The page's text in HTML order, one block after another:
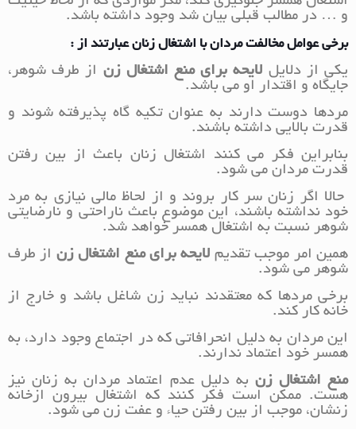
و … در مطالب قبلی بیان شد وجود داشته باشد.
برخی عوامل مخالفت مردان با اشتغال زنان عبارتند از :
یکی از دلایل لایحه برای منع اشتغال زن از طرف شوهر،
جایگاه و اقتدار او می باشد.
مردها دوست دارند به عنوان تکیه گاه پذیرفته شوند و
قدرت بالایی داشته باشند.
بنابراین فکر می کنند اشتغال زنان باعث از بین رفتن
قدرت مردان می شود.
حالا اگر زنان سر کار بروند و از لحاظ مالی نیازی به مرد
خود نداشته باشند، این موضوع باعث ناراحتی و نارضایتی
شوهر نسبت به اشتغال همسر خواهد شد.
همین امر موجب تقدیم لایحه برای منع اشتغال زن از طرف
شوهر می شود.
برخی مردها که معتقدند نباید زن شاغل باشد و خارج از
خانه کار کند.
این مردان به دلیل انحرافاتی که در اجتماع وجود دارد، به
همسر خود اعتماد ندارند.
منع اشتغال زن به دلیل عدم اعتماد مردان به زنان نیز
هست. ممکن است فکر کنند که اشتغال بیرون ازخانه
زنشان، موجب از بین رفتن حیاء و عفت زن می شود.